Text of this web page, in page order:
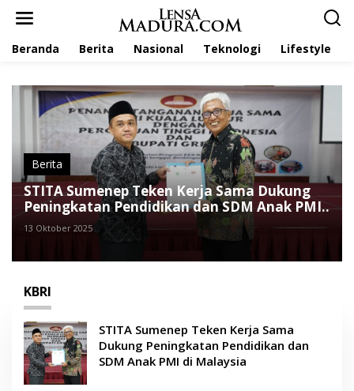
Beranda Berita Nasional Teknologi Lifestyle
Berita
STITA Sumenep Teken Kerja Sama Dukung
Peningkatan Pendidikan dan SDM Anak PMI
di Malaysia
13 Oktober 2025
KBRI
STITA Sumenep Teken Kerja Sama
Dukung Peningkatan Pendidikan dan
SDM Anak PMI di Malaysia